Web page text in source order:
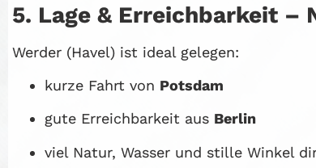
5. Lage & Erreichbarkeit –
Werder (Havel) ist ideal gelegen:
kurze Fahrt von Potsdam
gute Erreichbarkeit aus Berlin
viel Natur, Wasser und stille Winkel